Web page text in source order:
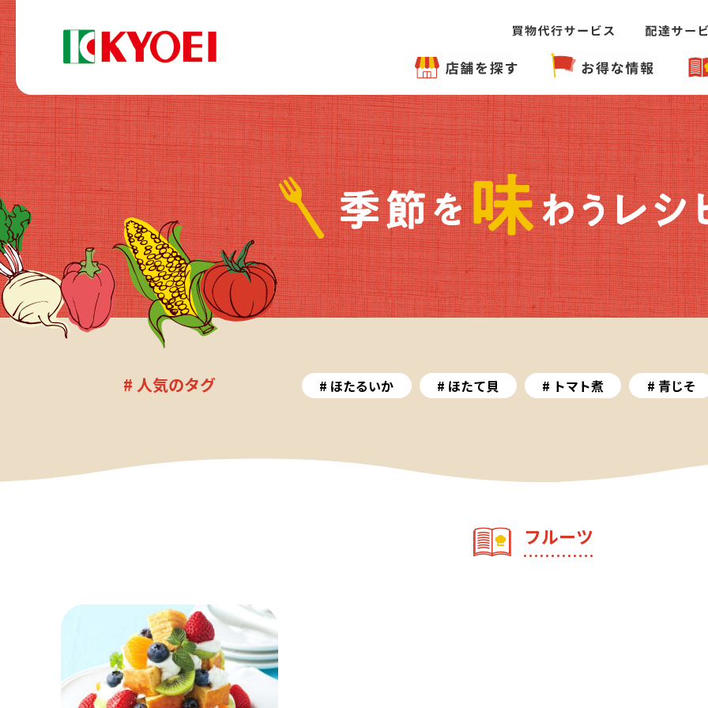
# 人気のタグ ほたるいか ほたて貝 トマト煮 青じそ
フルーツ